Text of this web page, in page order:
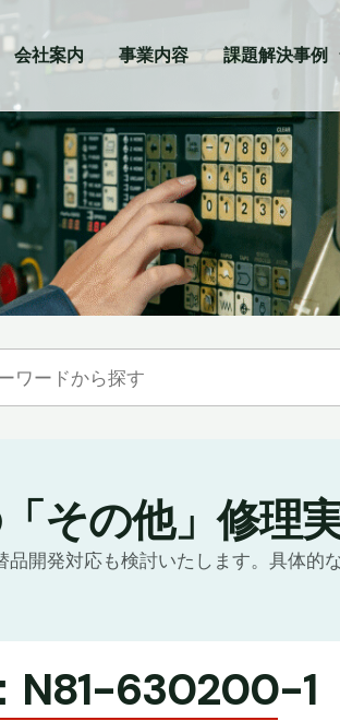
会社案内 事業内容 課題解決事例
その他」修理
開発対応も検討いたします。具体的
N81-630200-1